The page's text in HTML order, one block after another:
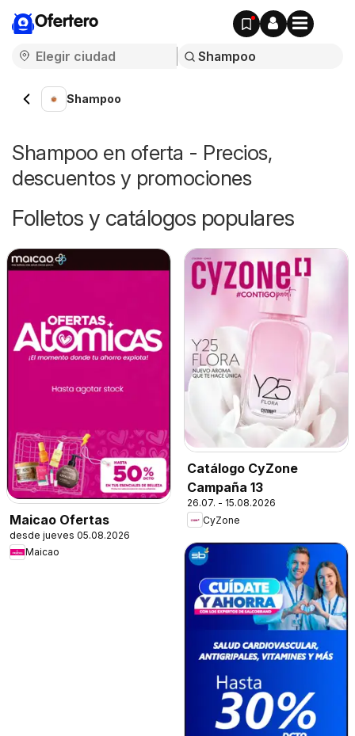
Ofertero
Shampoo
Shampoo en oferta - Precios,
descuentos y promociones
Folletos y catálogos populares
Maicao Ofertas
desde jueves 05.08.2026
Maicao
Catálogo CyZone
Campaña 13
26.07. - 15.08.2026
CyZone